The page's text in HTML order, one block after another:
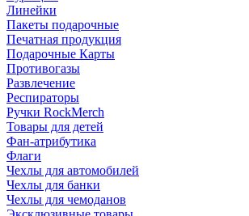
Линейки
Пакеты подарочные
Печатная продукция
Подарочные Карты
Противогазы
Развлечение
Респираторы
Ручки RockMerch
Товары для детей
Фан-атрибутика
Флаги
Чехлы для автомобилей
Чехлы для банки
Чехлы для чемоданов